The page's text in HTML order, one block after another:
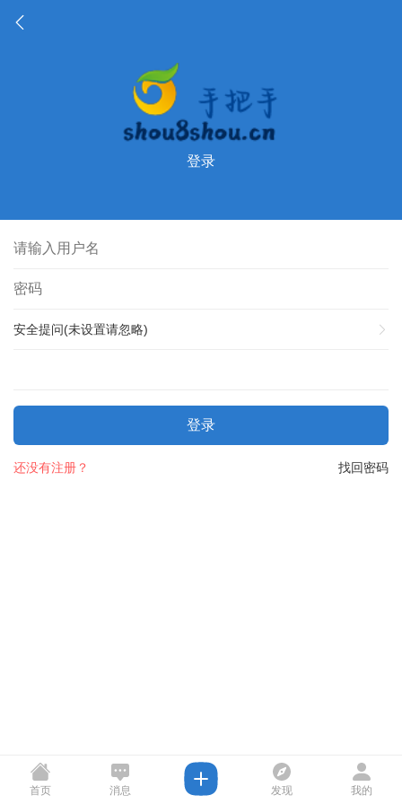
登录
安全提问(未设置请忽略)
登录
找回密码
还没有注册？
首页 消息 发现 我的